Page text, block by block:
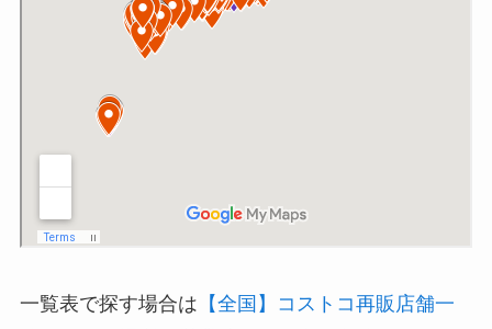
一覧表で探す場合は 【全国】コストコ再販店舗一